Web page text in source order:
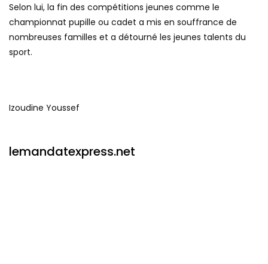
Selon lui, la fin des compétitions jeunes comme le
championnat pupille ou cadet a mis en souffrance de
nombreuses familles et a détourné les jeunes talents du
sport.
Izoudine Youssef
lemandatexpress.net